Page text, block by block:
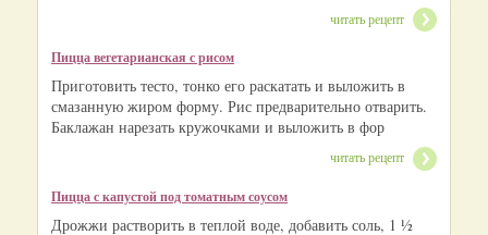
читать рецепт
Пицца вегетарианская с рисом
Приготовить тесто, тонко его раскатать и выложить в
смазанную жиром форму. Рис предварительно отварить.
Баклажан нарезать кружочками и выложить в фор
читать рецепт
Пицца с капустой под томатным соусом
Дрожжи растворить в теплой воде, добавить соль, 1 ½